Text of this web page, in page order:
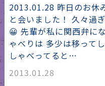
2013.01.28 昨日のお休
と会いました！ 久々過
😀 先輩が私に関西弁に
ゃべりは 多少は移って
しゃべってると…
2013.01.28